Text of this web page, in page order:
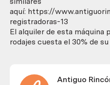
aquí: https://
registradoras-13
El alquiler de esta máquina
rodajes cuesta el 30% de su
Antiguo